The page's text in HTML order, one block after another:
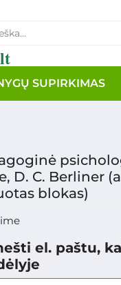
SUPIRKIMAS
D. C. Berliner
blokas)
el. paštu,